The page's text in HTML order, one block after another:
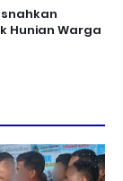
Hunian Warga